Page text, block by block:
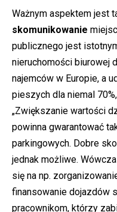
Ważnym aspektem jest
skomunikowanie
publicznego jest
nieruchomości biurowej
najemców w Europie, a
pieszych dla niemal
„Zwiększanie wartości
powinna gwarantować
parkingowych. Dobre
jednak możliwe.
się na np.
finansowanie dojazdów
pracownikom, którzy